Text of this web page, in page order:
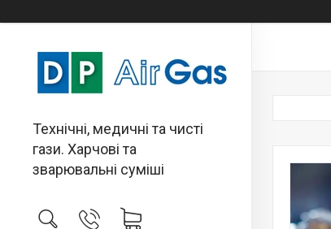
Технічні, медичні та чисті
гази. Харчові та
зварювальні суміші